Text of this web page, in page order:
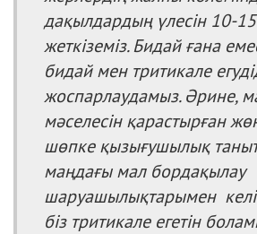
дақылдардың үлесін 10-
жеткіземіз. Бидай ғана
бидай мен тритикале
жоспарлаудамыз. Әрине,
мәселесін қарастырған
шөпке қызығушылық
маңдағы мал бордақылау
шаруашылықтарымен
біз тритикале егетін